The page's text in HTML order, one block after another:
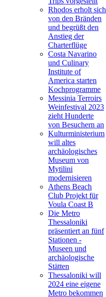
Rhodos erholt sich
von den Bränden
und begrüßt den
Anstieg der
Charterflüge
Costa Navarino
und Culinary
Institute of
America starten
Kochprogramme
Messinia Terroirs
Weinfestival 2023
zieht Hunderte
von Besuchern an
Kulturministerium
will altes
archäologisches
Museum von
Mytilini
modernisieren
Athens Beach
Club Projekt für
Voula Coast B
Die Metro
Thessaloniki
präsentiert an fünf
Stationen -
Museen und
archäologische
Stätten
Thessaloniki will
2024 eine eigene
Metro bekommen